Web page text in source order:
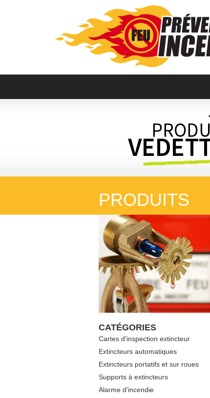
PRODUITS
CATÉGORIES
Cartes d'inspection extincteur
Extincteurs automatiques
Extincteurs portatifs et sur roues
Supports à extincteurs
Alarme d'incendie